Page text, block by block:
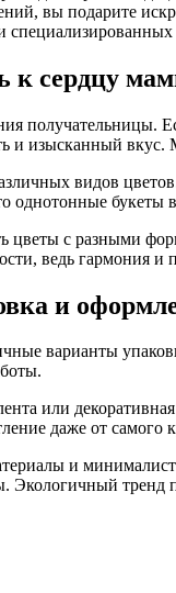
вы подарите
к сердцу
и изысканный
видов
букеты
цветы с разными
ведь гармония и
и
варианты
или
даже от самого
и
тренд